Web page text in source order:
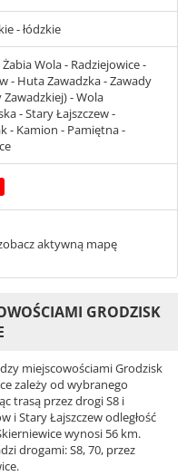
- łódzkie
Wola - Radziejowice -
- Huta Zawadzka - Zawady
Zawadzkiej) - Wola
- Stary Łajszczew -
- Kamion - Pamiętna -
aktywną mapę
GRODZISK
miejscowościami Grodzisk
zależy od wybranego
trasą przez drogi S8 i
i Stary Łajszczew odległość
wynosi 56 km.
drogami: S8, 70, przez